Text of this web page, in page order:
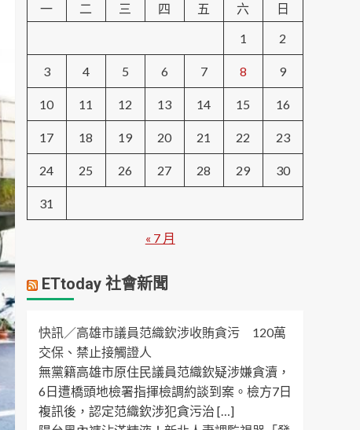
一
二 三 四 五 六
日
1
2
3 4 5 6 7 8 9
10 11 12 13 14 15 16
17 18 19 20 21 22 23
24 25 26 27 28 29 30
31
« 7 月
ETtoday 社會新聞
快訊／高雄市議員范織欽涉收賄貪污 120萬
交保、禁止接觸證人
無黨籍高雄市原住民議員范織欽疑涉嫌貪瀆，
6日遭橋頭地檢署指揮檢調約談到案。檢方7日
複訊後，認定范織欽涉犯貪污治 […]